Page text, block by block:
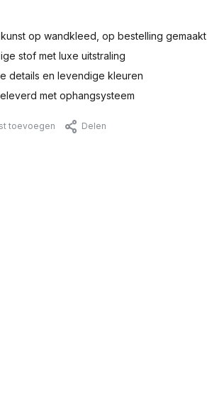
op wandkleed, op bestelling gemaakt
stof met luxe uitstraling
details en levendige kleuren
met ophangsysteem
toevoegen Delen